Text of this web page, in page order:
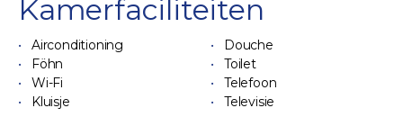
Kamerfaciliteiten
Airconditioning
Douche
Föhn
Toilet
Wi-Fi
Telefoon
Kluisje
Televisie